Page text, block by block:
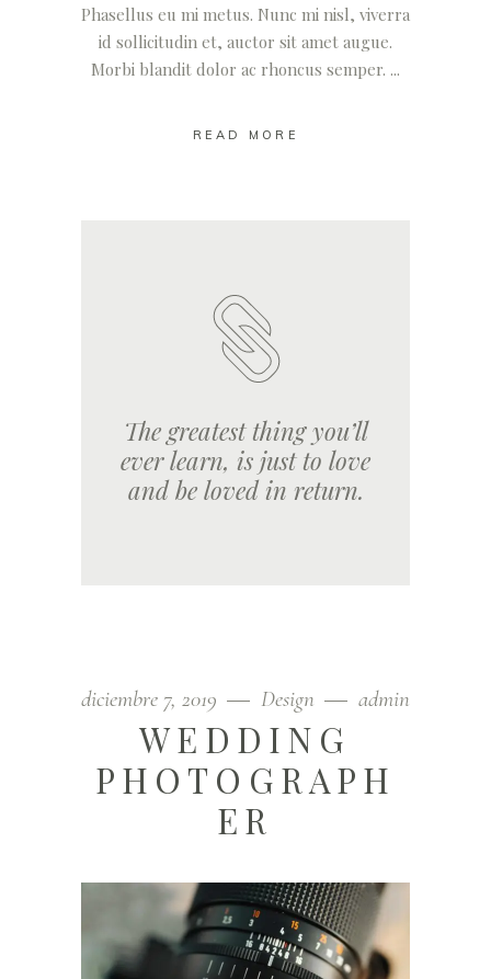
Phasellus eu mi metus. Nunc mi nisl, viverra
id sollicitudin et, auctor sit amet augue.
Morbi blandit dolor ac rhoncus semper.
READ MORE
The greatest thing you’ll
ever learn, is just to love
and be loved in return.
diciembre 7, 2019 Design admin
WEDDING
PHOTOGRAPH
ER